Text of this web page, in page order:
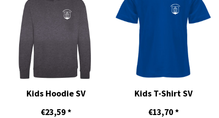
Kids Hoodie SV
€23,59*
Kids T-Shirt SV
€13,70*